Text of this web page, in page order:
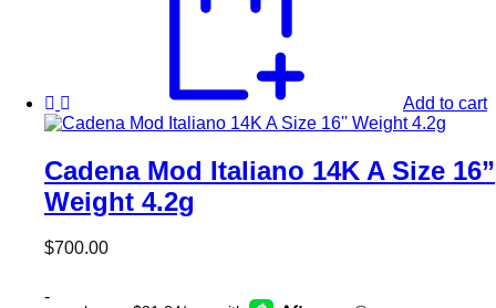
Add to cart
Cadena Mod Italiano 14K A Size 16”
Weight 4.2g
$700.00
-